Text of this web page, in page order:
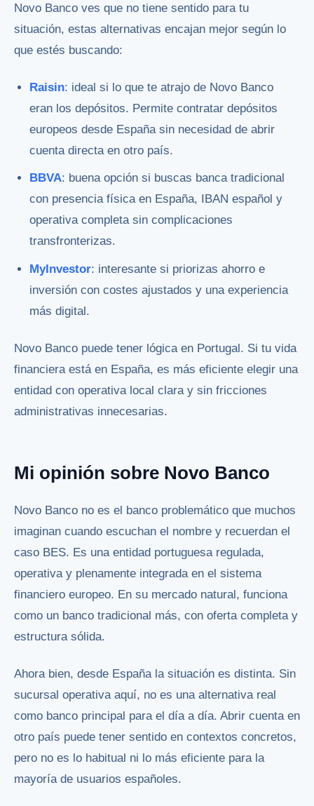
Novo Banco ves que no tiene sentido para tu
situación, estas alternativas encajan mejor según lo
que estés buscando:
Raisin: ideal si lo que te atrajo de Novo Banco
eran los depósitos. Permite contratar depósitos
europeos desde España sin necesidad de abrir
cuenta directa en otro país.
BBVA: buena opción si buscas banca tradicional
con presencia física en España, IBAN español y
operativa completa sin complicaciones
transfronterizas.
MyInvestor: interesante si priorizas ahorro e
inversión con costes ajustados y una experiencia
más digital.
Novo Banco puede tener lógica en Portugal. Si tu vida
financiera está en España, es más eficiente elegir una
entidad con operativa local clara y sin fricciones
administrativas innecesarias.
Mi opinión sobre Novo Banco
Novo Banco no es el banco problemático que muchos
imaginan cuando escuchan el nombre y recuerdan el
caso BES. Es una entidad portuguesa regulada,
operativa y plenamente integrada en el sistema
financiero europeo. En su mercado natural, funciona
como un banco tradicional más, con oferta completa y
estructura sólida.
Ahora bien, desde España la situación es distinta. Sin
sucursal operativa aquí, no es una alternativa real
como banco principal para el día a día. Abrir cuenta en
otro país puede tener sentido en contextos concretos,
pero no es lo habitual ni lo más eficiente para la
mayoría de usuarios españoles.